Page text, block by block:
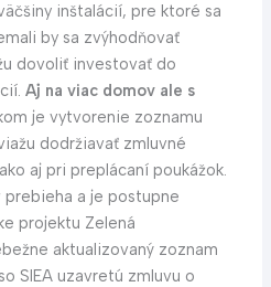
inštalácií, pre ktoré sa
by sa zvýhodňovať
dovoliť investovať do
Aj na viac domov ale s
je vytvorenie zoznamu
dodržiavať zmluvné
aj pri preplácaní poukážok.
a je postupne
projektu Zelená
aktualizovaný zoznam
SIEA uzavretú zmluvu o